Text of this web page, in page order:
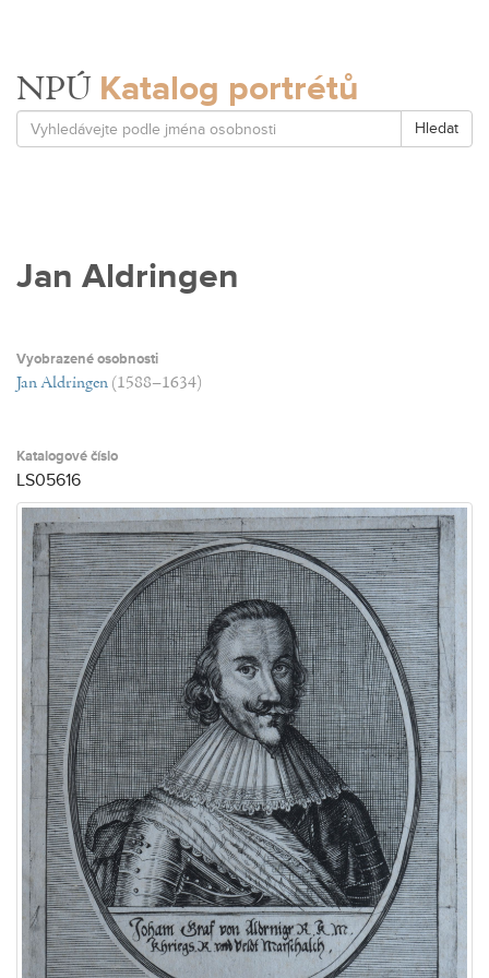
NPÚ Katalog portrétů
Hledat
Jan Aldringen
Vyobrazené osobnosti
Jan Aldringen (1588–1634)
Katalogové číslo
LS05616